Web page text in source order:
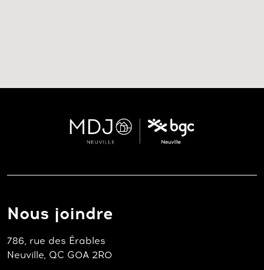
Nous joindre
786, rue des Érables
Neuville, QC G0A 2R0